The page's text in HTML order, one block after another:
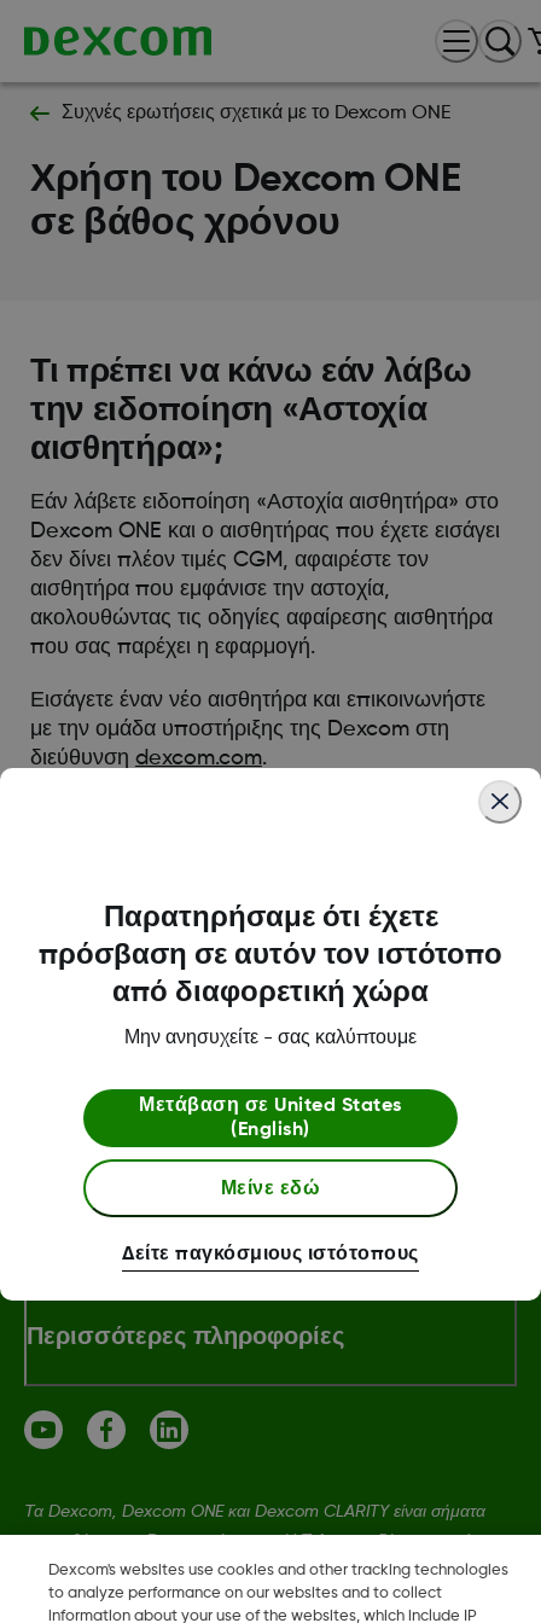
Συχνές ερωτήσεις σχετικά με το Dexcom ONE
Χρήση του Dexcom ONE
σε βάθος χρόνου
Τι πρέπει να κάνω εάν λάβω
την ειδοποίηση «Αστοχία
αισθητήρα»;
Εάν λάβετε ειδοποίηση «Αστοχία αισθητήρα» στο
Dexcom ONE και ο αισθητήρας που έχετε εισάγει
δεν δίνει πλέον τιμές CGM, αφαιρέστε τον
αισθητήρα που εμφάνισε την αστοχία,
ακολουθώντας τις οδηγίες αφαίρεσης αισθητήρα
που σας παρέχει η εφαρμογή.
Εισάγετε έναν νέο αισθητήρα και επικοινωνήστε
με την ομάδα υποστήριξης της Dexcom στη
διεύθυνση dexcom.com.
LBL021329 Rev001
Σχετικά με την Dexcom
Dexcom ONE+ Κατάστημα
Περισσότερες πληροφορίες
Τα Dexcom, Dexcom ONE και Dexcom CLARITY είναι σήματα
κατατεθέντα της Dexcom, Inc. στις Η.Π.Α. και ενδέχεται να είναι
κατατεθέντα και σε άλλες χώρες.
Dexcom's websites use cookies and other tracking technologies
to analyze performance on our websites and to collect
information about your use of the websites, which include IP
Παρατηρήσαμε ότι έχετε
πρόσβαση σε αυτόν τον ιστότοπο
από διαφορετική χώρα
Μην ανησυχείτε - σας καλύπτουμε
Μετάβαση σε United States
(English)
Μείνε εδώ
Δείτε παγκόσμιους ιστότοπους